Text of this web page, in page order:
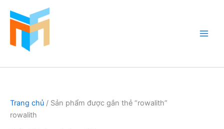
Trang chủ / Sản phẩm được gắn thẻ “rowalith”
rowalith